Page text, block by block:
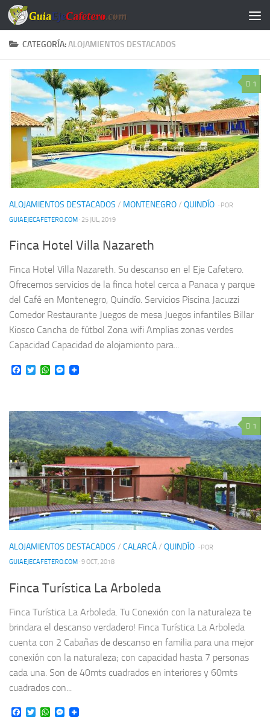
Saltar al contenido
CATEGORÍA:ALOJAMIENTOS DESTACADOS
1
ALOJAMIENTOS DESTACADOS / MONTENEGRO/ QUINDÍO · POR
GUIAEJECAFETERO.COM · 25 JUL, 2019
Finca Hotel Villa Nazareth
Finca Hotel Villa Nazareth. Su descanso en el Eje Cafetero.
Ofrecemos servicios de la finca hotel cerca a Panaca y parque
del Café en Montenegro, Quindío. Servicios Piscina Jacuzzi
Comedor Restaurante Juegos de mesa Juegos infantiles Billar
Kiosco Cancha de fútbol Zona wifi Amplias zonas verdes
Capacidad Capacidad de alojamiento para...
Facebook
TwitterWhatsApp
Messenger
1
ALOJAMIENTOS DESTACADOS / CALARCÁ/ QUINDÍO · POR
GUIAEJECAFETERO.COM · 9 OCT, 2018
Finca Turística La Arboleda
Finca Turística La Arboleda. Tu Conexión con la naturaleza te
brindara el descanso verdadero! Finca Turística La Arboleda
cuenta con 2 Cabañas de descanso en familia para una mejor
conexión con la naturaleza; con capacidad hasta 7 personas
cada una. Son de 40mts cuadrados en interiores y 60mts
cuadrados con...
Facebook
TwitterWhatsApp
Messenger